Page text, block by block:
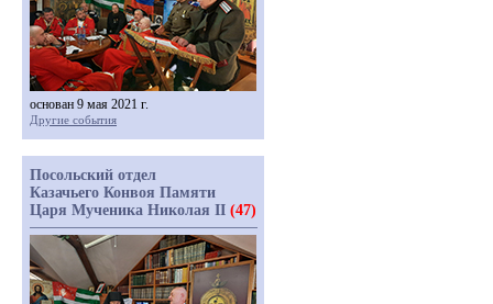
основан 9 мая 2021 г.
Другие события
Посольский отдел
Казачьего Конвоя Памяти
Царя Мученика Николая II (47)